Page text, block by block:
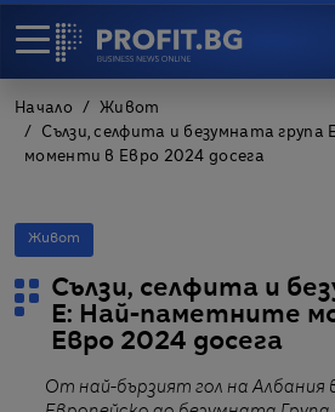
Начало
Живот
Сълзи, селфита и безумната
моменти в Евро 2024 досега
Живот
Сълзи, селфита и
Е: Най-паметните
Евро 2024 досега
От най-бързият гол на Албания